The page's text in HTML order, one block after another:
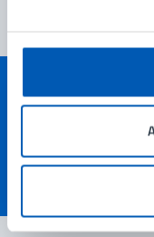
Quanto sono
Valuta
Valuta 3